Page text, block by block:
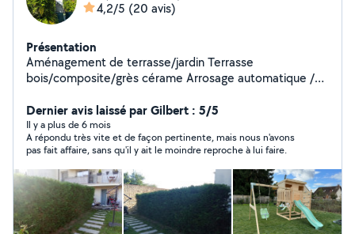
4,2/5 (20 avis)
Présentation
Aménagement de terrasse/jardin Terrasse
bois/composite/grès cérame Arrosage automatique /
Dernier avis laissé par Gilbert : 5/5
Il y a plus de 6 mois
A répondu très vite et de façon pertinente, mais nous n'avons
pas fait affaire, sans qu'il y ait le moindre reproche à lui faire.